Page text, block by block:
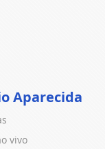
Aparecida
vivo